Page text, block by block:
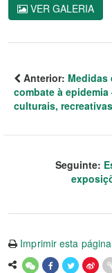
VER GALERIA
Anterior: Medidas
combate à
culturais,
Seguinte:
Imprimir esta página